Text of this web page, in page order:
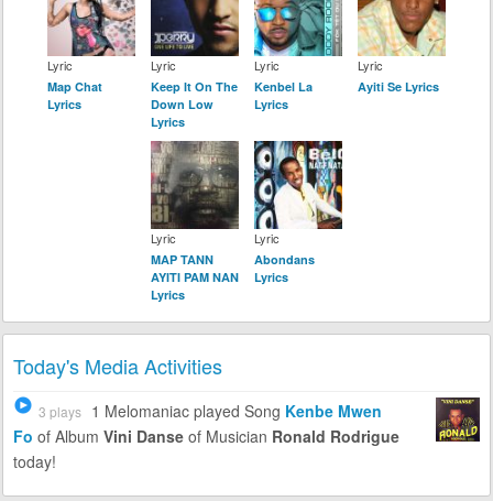
Lyric
Map Chat
Lyrics
Lyric
Keep It On The
Down Low
Lyrics
Lyric
Kenbel La
Lyrics
Lyric
Ayiti Se Lyrics
Lyric
MAP TANN
AYITI PAM NAN
Lyrics
Lyric
Abondans
Lyrics
Today's Media Activities
3 plays 1 Melomaniac played Song Kenbe Mwen
Fo of Album Vini Danseof Musician Ronald Rodrigue
today!